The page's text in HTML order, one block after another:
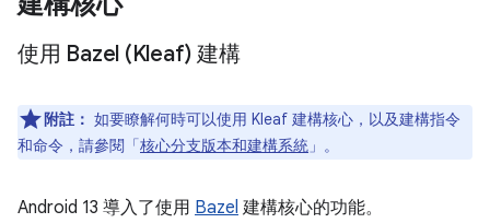
使用 Bazel (Kleaf) 建構
附註： 如要瞭解何時可以使用 Kleaf 建構核心，以及建構指令
和命令，請參閱「核心分支版本和建構系統 」。
Android 13 導入了使用 Bazel 建構核心的功能。